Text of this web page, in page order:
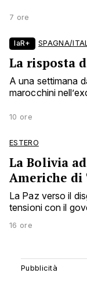
7 ore
laR+ SPAGNA/
La risposta
A una settimana
marocchini
10 ore
ESTERO
La Bolivia
Americhe
La Paz verso il
tensioni con il
16 ore